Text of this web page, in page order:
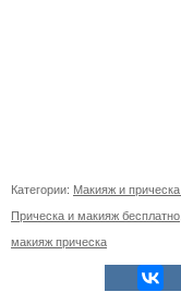
Категории: Макияж и
Прическа и макияж бесплатно
макияж прическа